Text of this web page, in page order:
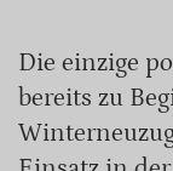
Die einzige
bereits zu